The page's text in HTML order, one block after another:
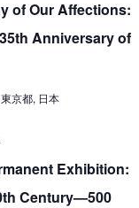
of Our Affections:
Anniversary of
京都, 日本
Exhibition:
Century—500